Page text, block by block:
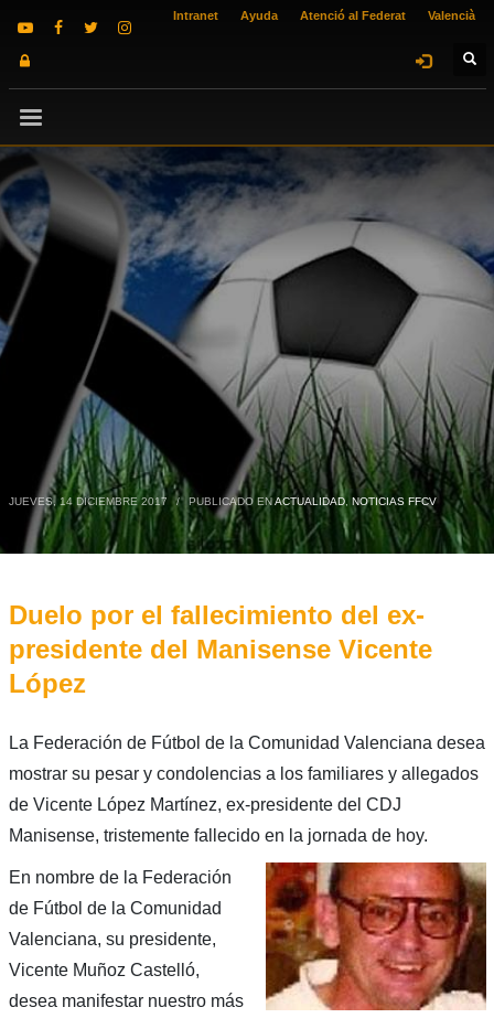
Intranet Ayuda Atenció al Federat Valencià
JUEVES, 14 DICIEMBRE 2017 / PUBLICADO ENACTUALIDAD, NOTICIAS FFCV
Duelo por el fallecimiento del ex-
presidente del Manisense Vicente
López
La Federación de Fútbol de la Comunidad Valenciana desea
mostrar su pesar y condolencias a los familiares y allegados
de Vicente López Martínez, ex-presidente del CDJ
Manisense, tristemente fallecido en la jornada de hoy.
En nombre de la Federación
de Fútbol de la Comunidad
Valenciana, su presidente,
Vicente Muñoz Castelló,
desea manifestar nuestro más